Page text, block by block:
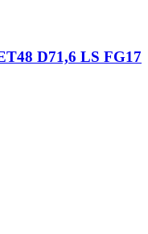
D71,6 LS FG17